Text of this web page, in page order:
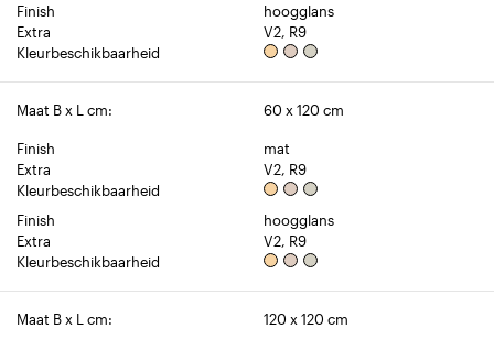
Finish
hoogglans
Extra
V2, R9
Kleurbeschikbaarheid
Maat B x L cm: 60 x 120 cm
Finish
mat
Extra
V2, R9
Kleurbeschikbaarheid
Finish
hoogglans
Extra
V2, R9
Kleurbeschikbaarheid
Maat B x L cm: 120 x 120 cm